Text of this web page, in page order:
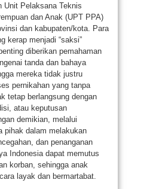
Unit Pelaksana Teknis
dan Anak (UPT PPA)
dan kabupaten/kota. Para
kerap menjadi “saksi”
diberikan pemahaman
tanda dan bahaya
mereka tidak justru
pernikahan yang tanpa
tetap berlangsung dengan
atau keputusan
demikian, melalui
pihak dalam melakukan
dan penanganan
Indonesia dapat memutus
korban, sehingga anak
layak dan bermartabat.